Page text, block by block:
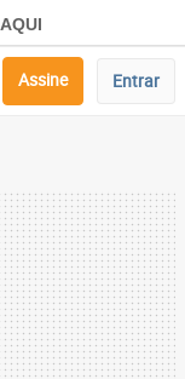
AQUI
Assine Entrar